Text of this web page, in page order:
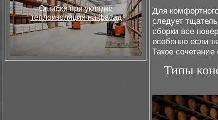
Ошибки при укладке
теплоизоляции на фасад
Для
следует
сборки все
особенно если
Такое
Типы